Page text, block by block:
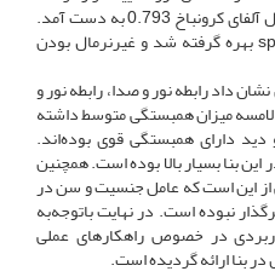
پایایی پرسشنامه با استفاده از فرمول آلفای کرونباخ 0.793 به دست آمد.
جهت تحلیل داده‌ها از نرم افزار spss بهره گرفته شد و غیر‌نرمال بودن
داد رابطه نور و صدا، رابطه نور و
لامسه میزان همبستگی متوسط داشته
دید دارای همبستگی قوی بوده‌اند.
بنا بسیار بالا بوده است. همچنین
از این است که عامل جنسیت و سن در
نبوده است. در نهایت باتوجه‌به
در خصوص راهکارهای عملی
بنا ارائه گردیده است.